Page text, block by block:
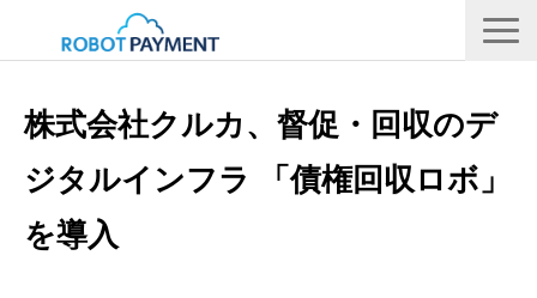
CVC
会社情報
株式会社クルカ、督促・回収のデ
ジタルインフラ 「債権回収ロボ」
を導入